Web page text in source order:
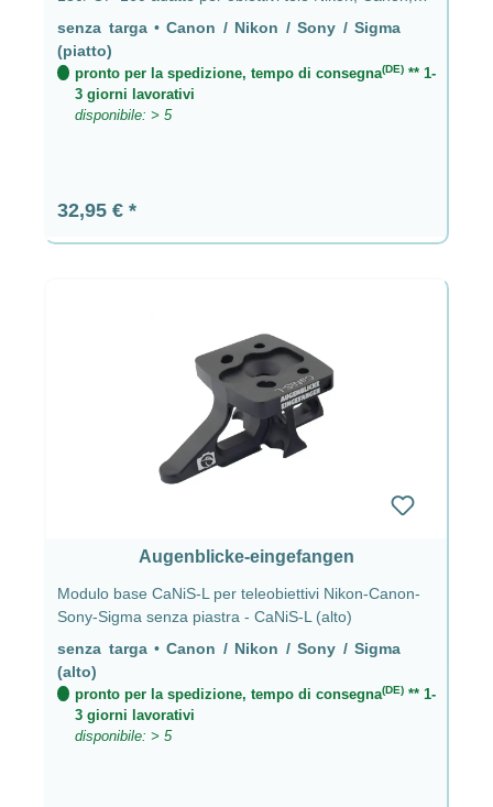
Sony & Sigma senza piastra - CaNiS-S (piatto)
senza targa • Canon / Nikon / Sony / Sigma
(piatto)
pronto per la spedizione, tempo di consegna(DE)** 1-
3 giorni lavorativi
disponibile: > 5
Prezzo normale:
32,95 €
Augenblicke-eingefangen
Modulo base CaNiS-L per teleobiettivi Nikon-Canon-
Sony-Sigma senza piastra - CaNiS-L (alto)
senza targa • Canon / Nikon / Sony / Sigma
(alto)
pronto per la spedizione, tempo di consegna(DE)** 1-
3 giorni lavorativi
disponibile: > 5